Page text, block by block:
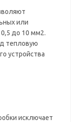
или
до 10 мм2.
тепловую
устройства
исключает